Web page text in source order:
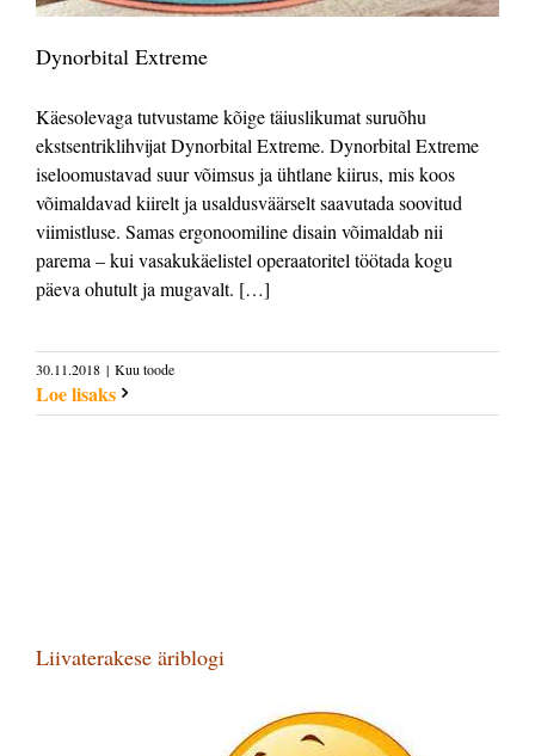
Dynorbital Extreme
Käesolevaga tutvustame kõige täiuslikumat suruõhu
ekstsentriklihvijat Dynorbital Extreme. Dynorbital Extreme
iseloomustavad suur võimsus ja ühtlane kiirus, mis koos
võimaldavad kiirelt ja usaldusväärselt saavutada soovitud
viimistluse. Samas ergonoomiline disain võimaldab nii
parema – kui vasakukäelistel operaatoritel töötada kogu
päeva ohutult ja mugavalt. […]
30.11.2018 | Kuu toode
Loe lisaks
Liivaterakese äriblogi